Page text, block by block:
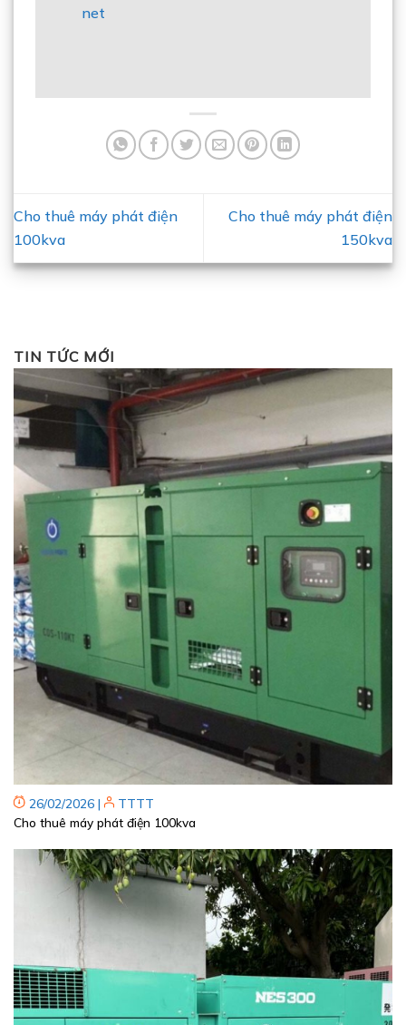
net
Cho thuê máy phát điện
100kva
Cho thuê máy phát điện
150kva
TIN TỨC MỚI
26/02/2026 |
TTTT
Cho thuê máy phát điện 100kva